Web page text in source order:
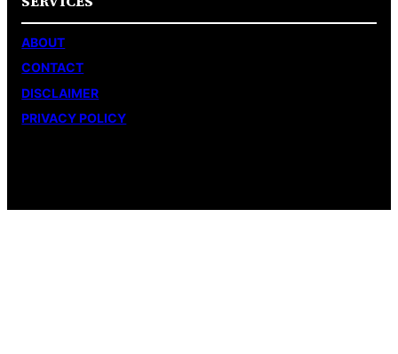
ABOUT
CONTACT
DISCLAIMER
PRIVACY POLICY